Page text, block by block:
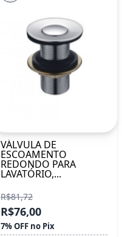
VÁLVULA DE
ESCOAMENTO
REDONDO PARA
LAVATÓRIO,...
R$81,72
R$76,00
7% OFF no Pix